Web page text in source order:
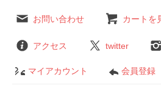
お問い合わせ カートを
アクセス twitter
マイアカウント 会員登録